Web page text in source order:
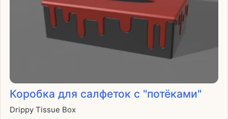
Коробка для салфеток с "потёками"
Drippy Tissue Box